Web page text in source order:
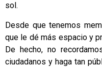
sol.
Desde que tenemos
que le dé más espacio y
De hecho, no
ciudadanos y haga tan